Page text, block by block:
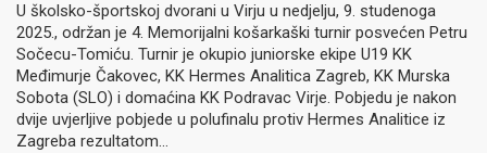
U školsko-športskoj dvorani u Virju u nedjelju, 9. studenoga
2025., održan je 4. Memorijalni košarkaški turnir posvećen Petru
Sočecu-Tomiću. Turnir je okupio juniorske ekipe U19 KK
Međimurje Čakovec, KK Hermes Analitica Zagreb, KK Murska
Sobota (SLO) i domaćina KK Podravac Virje. Pobjedu je nakon
dvije uvjerljive pobjede u polufinalu protiv Hermes Analitice iz
Zagreba rezultatom…